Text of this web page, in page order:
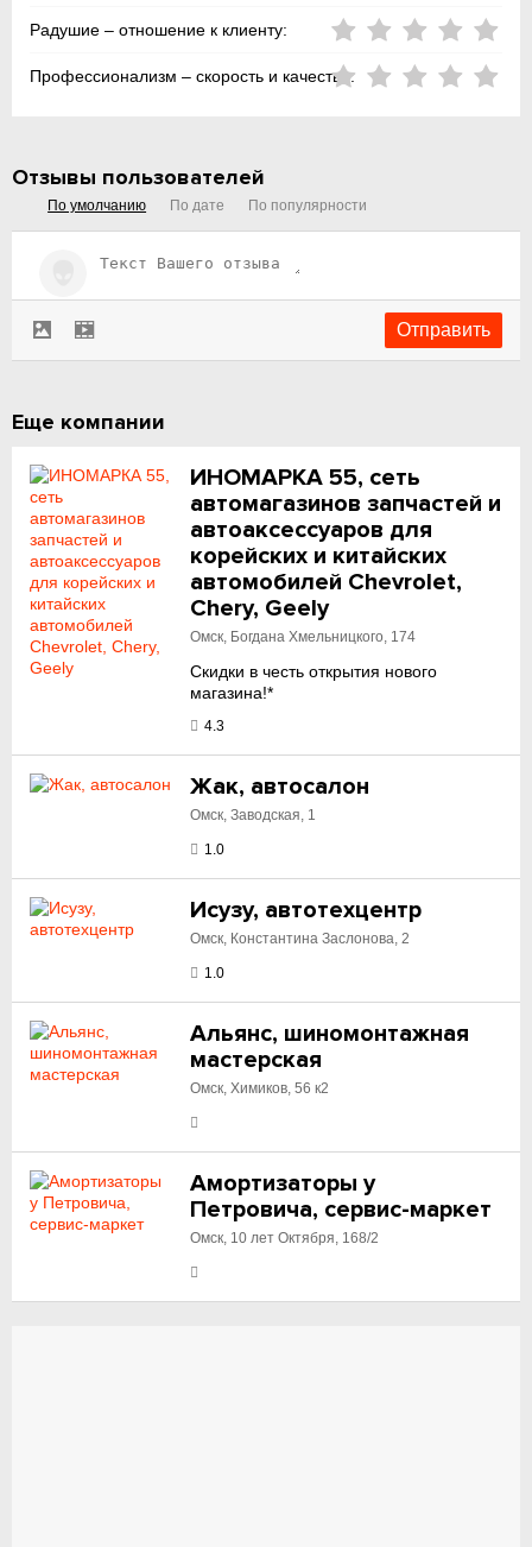
Радушие – отношение к клиенту:
Профессионализм – скорость и качество:
Отзывы пользователей
По умолчанию По дате По популярности
Еще компании
ИНОМАРКА 55, сеть
автомагазинов запчастей и
автоаксессуаров для
корейских и китайских
автомобилей Chevrolet,
Chery, Geely
Омск, Богдана Хмельницкого, 174
Скидки в честь открытия нового
магазина!*
4.3
Жак, автосалон
Омск, Заводская, 1
1.0
Исузу, автотехцентр
Омск, Константина Заслонова, 2
1.0
Альянс, шиномонтажная
мастерская
Омск, Химиков, 56 к2
Амортизаторы у
Петровича, сервис-маркет
Омск, 10 лет Октября, 168/2